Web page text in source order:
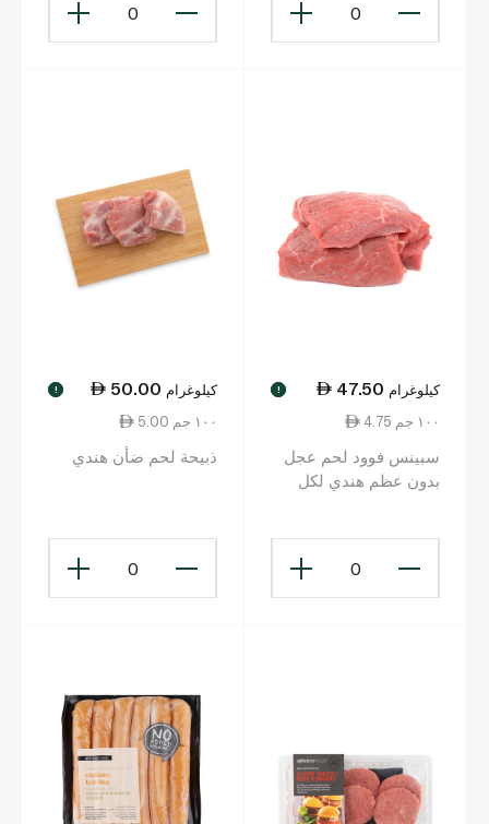
0
0
47.50 كيلوغرام !
4.75 ١٠٠ جم
سبينس فوود لحم عجل
بدون عظم هندي لكل
0
50.00 كيلوغرام !
5.00 ١٠٠ جم
ذبيحة لحم ضأن هندي
0